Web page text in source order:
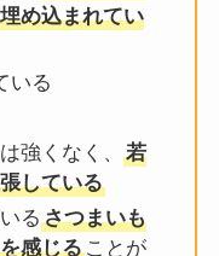
め込まれてい
いる
強くなく、
若
している
るさつまいも
感じることが